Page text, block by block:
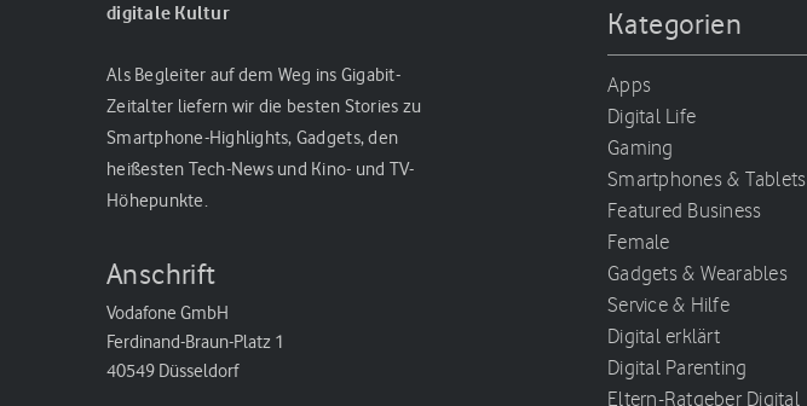
digitale Kultur
Als Begleiter auf dem Weg ins Gigabit-
Zeitalter liefern wir die besten Stories zu
Smartphone-Highlights, Gadgets, den
heißesten Tech-News und Kino- und TV-
Höhepunkte.
Anschrift
Vodafone GmbH
Ferdinand-Braun-Platz 1
40549 Düsseldorf
Kategorien
Apps
Digital Life
Gaming
Smartphones & Tablets
Featured Business
Female
Gadgets & Wearables
Service & Hilfe
Digital erklärt
Digital Parenting
Eltern-Ratgeber Digital